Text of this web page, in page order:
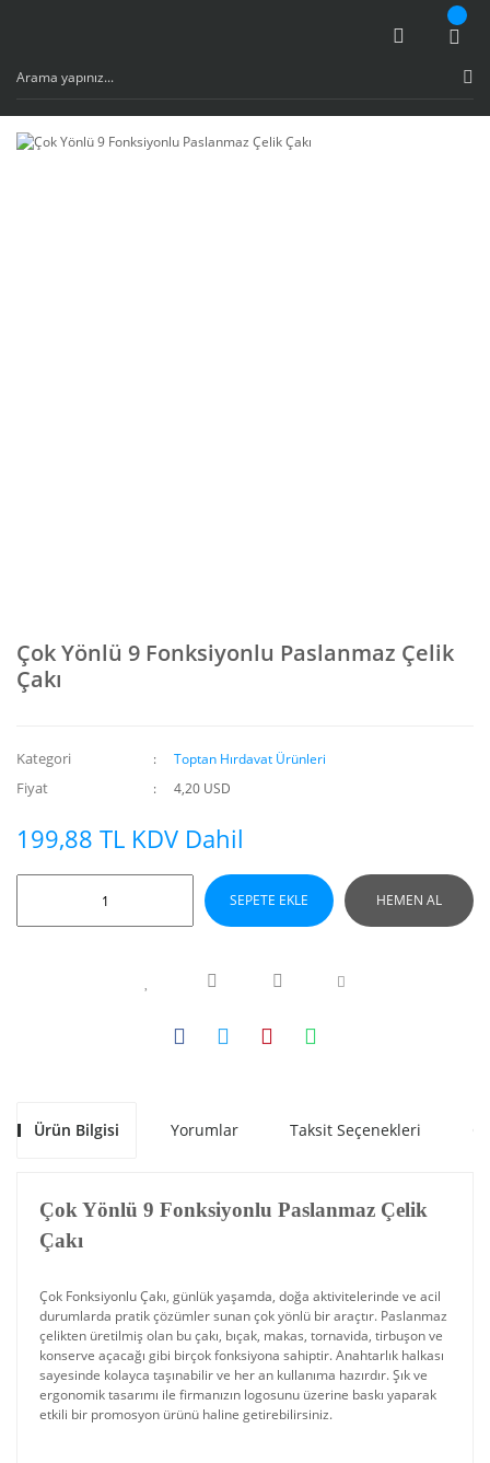
Çok Yönlü 9 Fonksiyonlu Paslanmaz Çelik
Çakı
Kategori Toptan Hırdavat Ürünleri
Fiyat 4,20 USD
199,88 TL KDV Dahil
SEPETE EKLE HEMEN AL
Ürün Bilgisi Yorumlar Taksit Seçenekleri
Çok Yönlü 9 Fonksiyonlu Paslanmaz Çelik
Çakı
Çok Fonksiyonlu Çakı, günlük yaşamda, doğa aktivitelerinde ve acil
durumlarda pratik çözümler sunan çok yönlü bir araçtır. Paslanmaz
çelikten üretilmiş olan bu çakı, bıçak, makas, tornavida, tirbuşon ve
konserve açacağı gibi birçok fonksiyona sahiptir. Anahtarlık halkası
sayesinde kolayca taşınabilir ve her an kullanıma hazırdır. Şık ve
ergonomik tasarımı ile firmanızın logosunu üzerine baskı yaparak
etkili bir promosyon ürünü haline getirebilirsiniz.